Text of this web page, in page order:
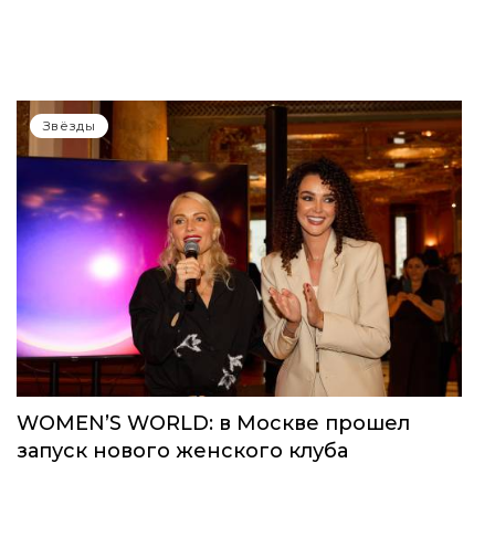
Звёзды
WOMEN’S WORLD: в Москве прошел
запуск нового женского клуба